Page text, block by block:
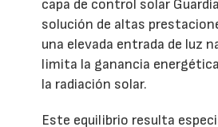
capa de control solar
solución de altas
una elevada entrada de luz
limita la ganancia
la radiación solar.
Este equilibrio resulta